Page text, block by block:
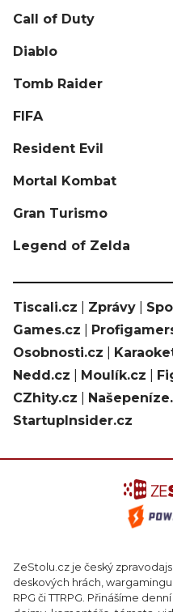
Call of Duty
Diablo
Tomb Raider
FIFA
Resident Evil
Mortal Kombat
Gran Turismo
Legend of Zelda
Tiscali.cz Zprávy
Games.cz
Osobnosti.cz
Nedd.cz
Moulík.cz
CZhity.cz
StartupInsider.cz
ZeStolu.cz je český
deskových hrách,
RPG či TTRPG. Přinášíme